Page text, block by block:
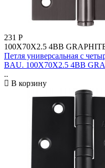
231 Р
100X70X2.5 4BB
Петля универсальная с
BAU. 100X70X2.5 4BB
..
В корзину